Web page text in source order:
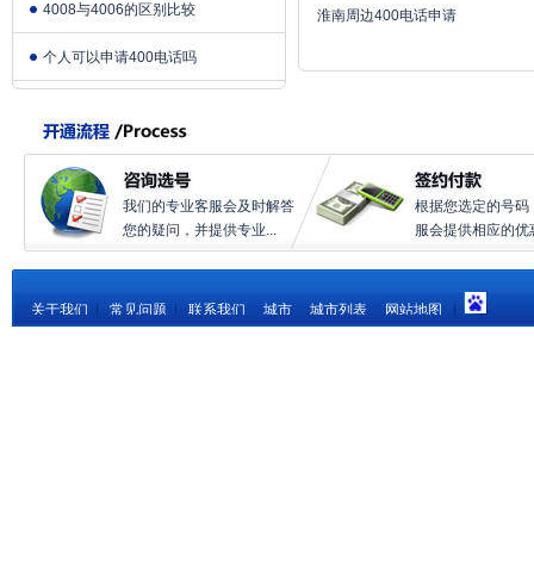
4008与4006的区别比较
个人可以申请400电话吗
淮南周边400电话申请
我们的专业客服会及时解答
您的疑问，并提供专业...
根据您选定的号码
服会提供相应的优
关于我们 常见问题 联系我们 城市 城市列表 网站地图